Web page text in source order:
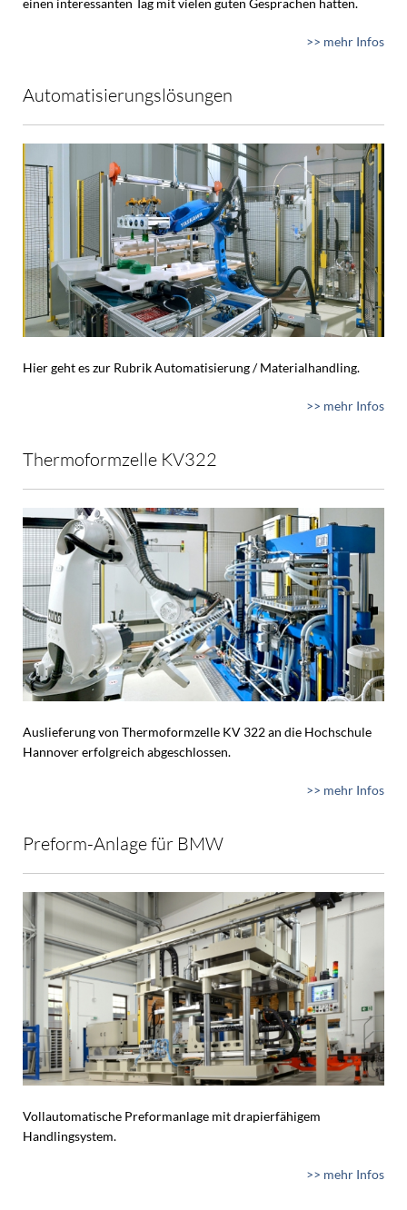
>> mehr Infos
Automatisierungslösungen
Hier geht es zur Rubrik Automatisierung / Materialhandling.
>> mehr Infos
Thermoformzelle KV322
Auslieferung von Thermoformzelle KV 322 an die Hochschule
Hannover erfolgreich abgeschlossen.
>> mehr Infos
Preform-Anlage für BMW
Vollautomatische Preformanlage mit drapierfähigem
Handlingsystem.
>> mehr Infos